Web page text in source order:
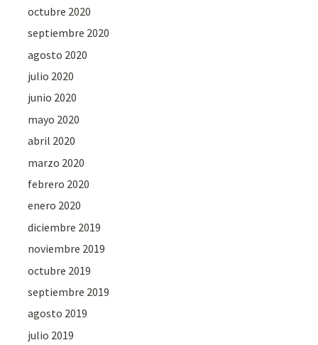
octubre 2020
septiembre 2020
agosto 2020
julio 2020
junio 2020
mayo 2020
abril 2020
marzo 2020
febrero 2020
enero 2020
diciembre 2019
noviembre 2019
octubre 2019
septiembre 2019
agosto 2019
julio 2019